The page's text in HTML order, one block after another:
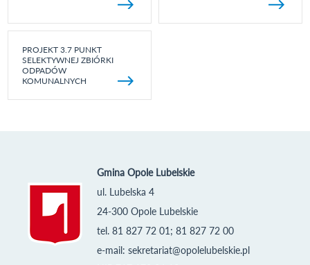
PROJEKT 3.7 PUNKT
SELEKTYWNEJ ZBIÓRKI
ODPADÓW
KOMUNALNYCH
Gmina Opole Lubelskie
ul. Lubelska 4
24-300 Opole Lubelskie
tel. 81 827 72 01; 81 827 72 00
e-mail: sekretariat@opolelubelskie.pl